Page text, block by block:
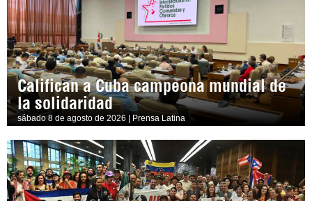
Califican a Cuba campeona mundial de
la solidaridad
sábado 8 de agosto de 2026 | Prensa Latina